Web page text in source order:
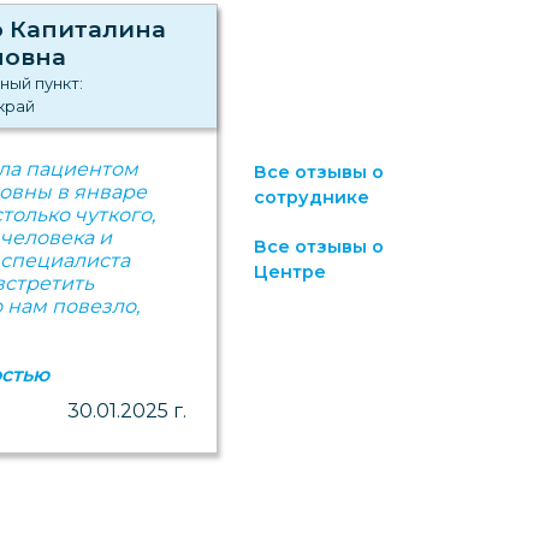
Капиталина
пункт:
пациентом
в январе
чуткого,
и
нам повезло,
30.01.2025 г.
Все отзывы о
сотруднике
Все отзывы о
Центре